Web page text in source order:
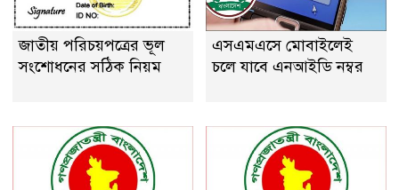
জাতীয় পরিচয়পত্রের ভূল
সংশোধনের সঠিক নিয়ম
এসএমএসে মোবাইলেই
চলে যাবে এনআইডি নম্বর